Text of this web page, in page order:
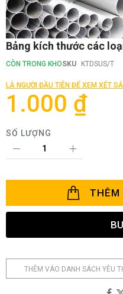
Chuyển
đến
phần
của
thư
hình
Bảng kích thước các
CÒN TRONG KHOSKU KTDSUS/T
LÀ NGƯỜI ĐẦU TIÊN ĐỂ XEM XÉT
1.000 ₫
SỐ LƯỢNG
THÊM
THÊM VÀO DANH SÁCH YÊU